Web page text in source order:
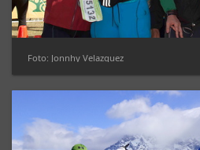
Foto: Jonnhy Velazquez